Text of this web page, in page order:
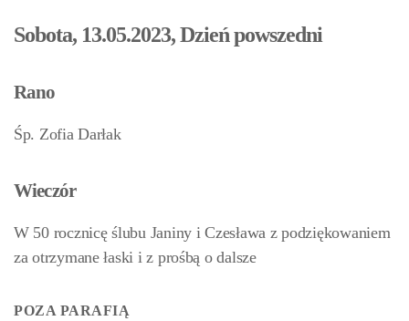
Sobota, 13.05.2023, Dzień powszedni
Rano
Śp. Zofia Darłak
Wieczór
W 50 rocznicę ślubu Janiny i Czesława z podziękowaniem
za otrzymane łaski i z prośbą o dalsze
POZA PARAFIĄ